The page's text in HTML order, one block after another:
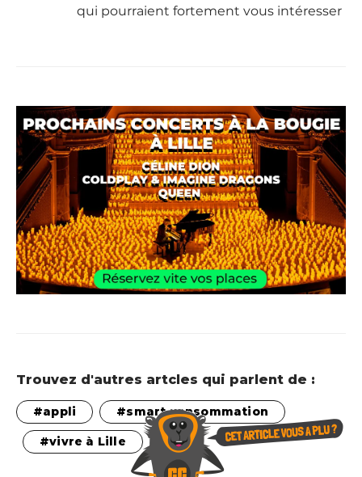
qui pourraient fortement vous intéresser
Trouvez d'autres artcles qui parlent de :
appli smart consommation
vivre à Lille